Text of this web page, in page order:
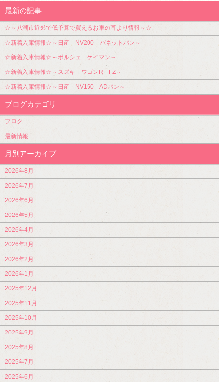
最新の記事
☆～八潮市近郊で低予算で買えるお車の耳より情報～☆
☆新着入庫情報☆～日産 NV200 バネットバン～
☆新着入庫情報☆～ポルシェ ケイマン～
☆新着入庫情報☆～スズキ ワゴンR FZ～
☆新着入庫情報☆～日産 NV150 ADバン～
ブログカテゴリ
ブログ
最新情報
月別アーカイブ
2026年8月
2026年7月
2026年6月
2026年5月
2026年4月
2026年3月
2026年2月
2026年1月
2025年12月
2025年11月
2025年10月
2025年9月
2025年8月
2025年7月
2025年6月